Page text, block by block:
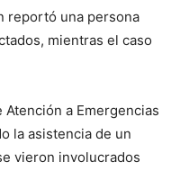
reportó una persona
mientras el caso
Atención a Emergencias
la asistencia de un
vieron involucrados